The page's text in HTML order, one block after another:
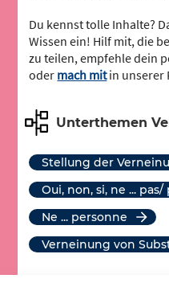
Du kennst tolle Inhalte?
Wissen ein! Hilf mit, die
zu teilen, empfehle dein
oder mach mitin unserer
Unterthemen
Stellung der
oui, non, si, ne ... pas/ plus/ jamais/
ne ... personne
Verneinung von